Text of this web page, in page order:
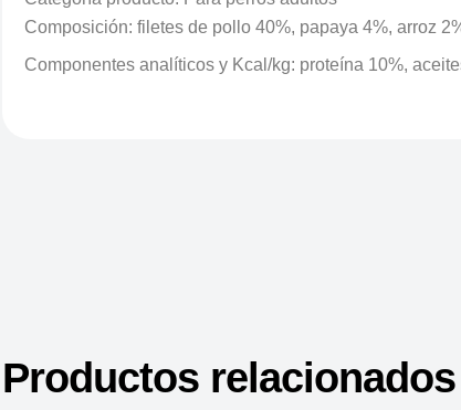
Composición: filetes de pollo 40%, papaya 4%, arroz
Componentes analíticos y Kcal/kg: proteína 10%,
Productos relacionados